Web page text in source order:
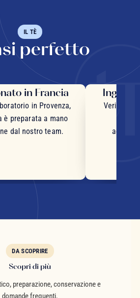
IL TÈ
perfetto
in Francia
in Provenza,
è preparata a mano
dal nostro team.
Veri pezzi
DA SCOPRIRE
Scopri di più
preparazione, conservazione e
domande frequenti.